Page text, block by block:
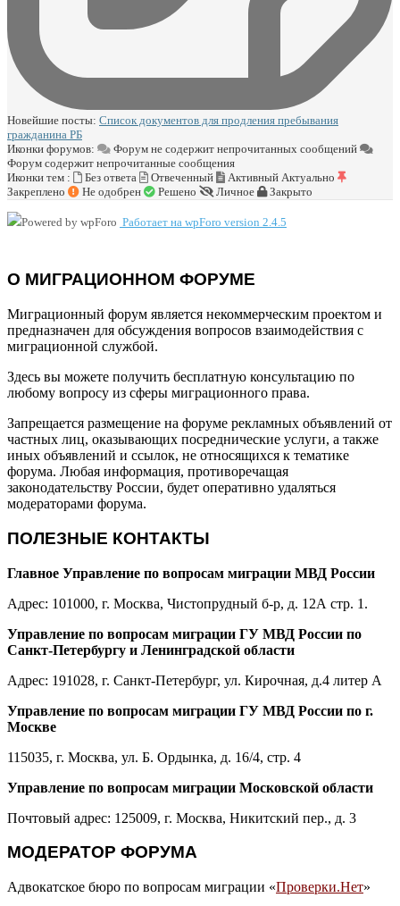
Новейшие посты: Список документов для продления пребывания
гражданина РБ
Иконки форумов:
Форум не содержит непрочитанных сообщений
Форум содержит непрочитанные сообщения
Иконки тем :
Без ответа Отвеченный Активный Актуально
Закреплено
Не одобрен Решено Личное Закрыто
Работает на wpForo version 2.4.5
О МИГРАЦИОННОМ ФОРУМЕ
Миграционный форум является некоммерческим проектом и
предназначен для обсуждения вопросов взаимодействия с
миграционной службой.
Здесь вы можете получить бесплатную консультацию по
любому вопросу из сферы миграционного права.
Запрещается размещение на форуме рекламных объявлений от
частных лиц, оказывающих посреднические услуги, а также
иных объявлений и ссылок, не относящихся к тематике
форума. Любая информация, противоречащая
законодательству России, будет оперативно удаляться
модераторами форума.
ПОЛЕЗНЫЕ КОНТАКТЫ
Главное Управление по вопросам миграции МВД России
Адрес: 101000, г. Москва, Чистопрудный б-р, д. 12А стр. 1.
Управление по вопросам миграции ГУ МВД России по
Санкт-Петербургу и Ленинградской области
Адрес: 191028, г. Санкт-Петербург, ул. Кирочная, д.4 литер А
Управление по вопросам миграции ГУ МВД России по г.
Москве
115035, г. Москва, ул. Б. Ордынка, д. 16/4, стр. 4
Управление по вопросам миграции Московской области
Почтовый адрес: 125009, г. Москва, Никитский пер., д. 3
МОДЕРАТОР ФОРУМА
Адвокатское бюро по вопросам миграции «Проверки.Нет»